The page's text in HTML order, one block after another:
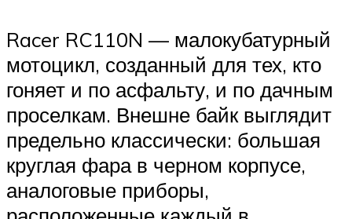
Racer RC110N — малокубатурный
мотоцикл, созданный для тех, кто
гоняет и по асфальту, и по дачным
проселкам. Внешне байк выглядит
предельно классически: большая
круглая фара в черном корпусе,
аналоговые приборы,